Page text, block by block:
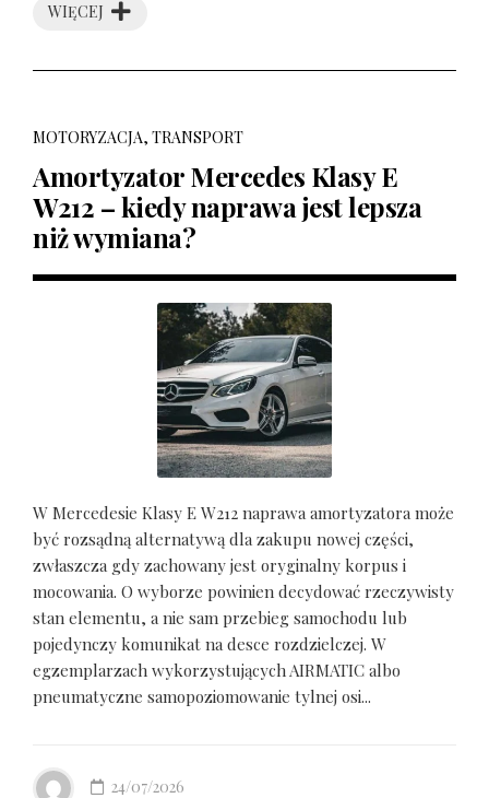
WIĘCEJ
MOTORYZACJA, TRANSPORT
Amortyzator Mercedes Klasy E
W212 – kiedy naprawa jest lepsza
niż wymiana?
W Mercedesie Klasy E W212 naprawa amortyzatora może
być rozsądną alternatywą dla zakupu nowej części,
zwłaszcza gdy zachowany jest oryginalny korpus i
mocowania. O wyborze powinien decydować rzeczywisty
stan elementu, a nie sam przebieg samochodu lub
pojedynczy komunikat na desce rozdzielczej. W
egzemplarzach wykorzystujących AIRMATIC albo
pneumatyczne samopoziomowanie tylnej osi...
24/07/2026